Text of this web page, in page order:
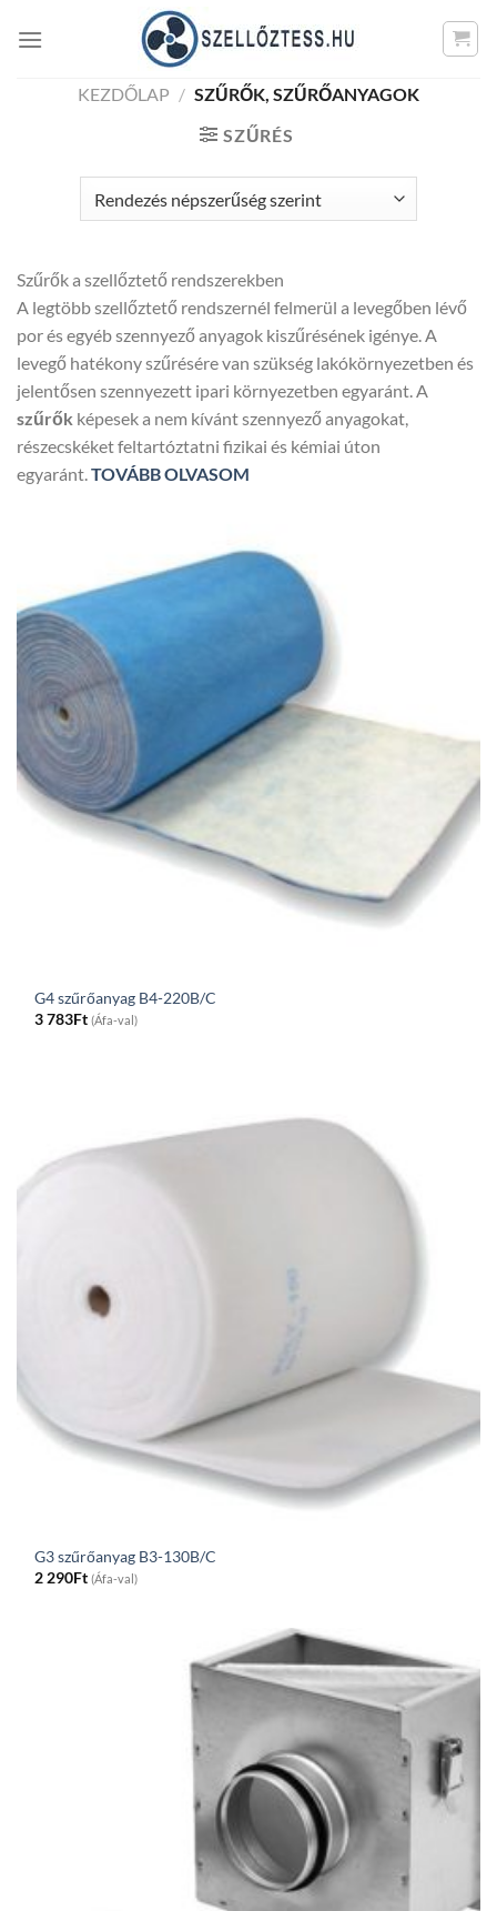
KEZDŐLAP / SZŰRŐK, SZŰRŐANYAGOK
SZŰRÉS
Szűrők a szellőztető rendszerekben
A legtöbb szellőztető rendszernél felmerül a levegőben lévő
por és egyéb szennyező anyagok kiszűrésének igénye. A
levegő hatékony szűrésére van szükség lakókörnyezetben és
jelentősen szennyezett ipari környezetben egyaránt. A
szűrők képesek a nem kívánt szennyező anyagokat,
részecskéket feltartóztatni fizikai és kémiai úton
egyaránt.TOVÁBB OLVASOM
G4 szűrőanyag B4-220B/C
3 783Ft (Áfa-val)
G3 szűrőanyag B3-130B/C
2 290Ft (Áfa-val)